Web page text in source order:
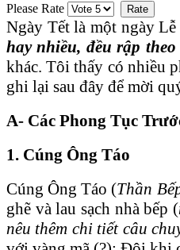
Please Rate
Ngày Tết là một ngày
hay nhiều, đều rập
khác. Tôi thấy có nhiều
ghi lại sau đây để mời
A- Các Phong Tục
1. Cúng Ông Táo
Cúng Ông Táo (Thần
ghẽ và lau sạch nhà bếp (
nêu thêm chi tiết câu